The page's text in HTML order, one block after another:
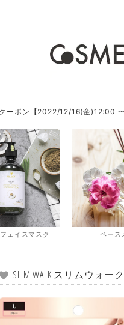
ーポン【2022/12/16(金)12:00
ェイスマスク ベース
SLIM WALK スリムウォーク